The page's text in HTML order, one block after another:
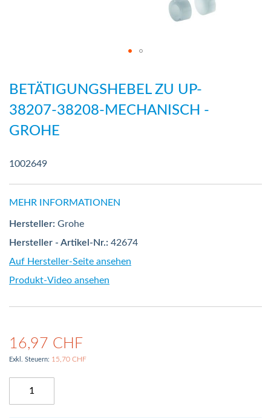
BETÄTIGUNGSHEBEL ZU UP-
38207-38208-MECHANISCH -
GROHE
1002649
MEHR INFORMATIONEN
Hersteller: Grohe
Hersteller - Artikel-Nr.: 42674
Auf Hersteller-Seite ansehen
Produkt-Video ansehen
16,97 CHF
15,70 CHF
Anfang
Bildergalerie
springen